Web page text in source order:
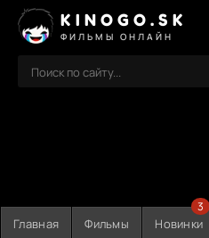
KINOGO.SK
ФИЛЬМЫ ОНЛАЙН
Главная Фильмы Новинки
3